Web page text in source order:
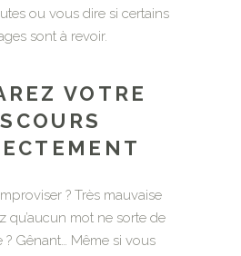
ou vous dire si certains
sont à revoir.
VOTRE
? Très mauvaise
qu’aucun mot ne sorte de
Gênant… Même si vous